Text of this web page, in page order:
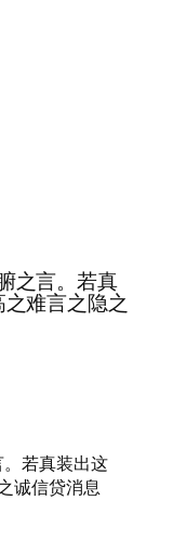
之言。若真
难言之隐之
若真装出这
诚信贷消息